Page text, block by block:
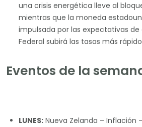
una crisis energética lleve al
mientras que la moneda
impulsada por las expectativas de
Federal subirá las tasas más
Eventos de la
LUNES: Nueva Zelanda – Inflación